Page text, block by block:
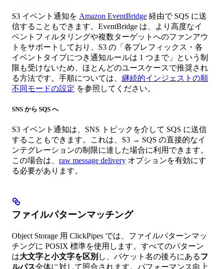
S3 イベント通知を Amazon EventBridge 経由で SQS に送
信することもできます。EventBridge は、より高度なイ
ベントフィルタリングや複数ターゲットへのファンアウ
トをサポートしており、S3 の「各プレフィックス・各
イベントタイプにつき通知ルールは 1 つまで」という制
限も受けないため、ほとんどのユースケースで推奨され
る方法です。手順については、 継続的インジェストの順
不同モードの設定 を参照してください。
SNS から SQS へ
S3 イベント通知は、SNS トピックを介して SQS に送信
することもできます。これは、S3 → SQS の直接的なイ
ンテグレーションの制限に達した場合に利用できます。
この場合は、 raw message delivery オプションを有効にす
る必要があります。
ファイルパターンマッチング
Object Storage 用 ClickPipes では、ファイルパターンマッ
チングに POSIX 標準を使用します。すべてのパターン
は大文字と小文字を区別 し、バケット名の後ろにあるフ
ルパス全体に対して照合されます。パフォーマンス向上